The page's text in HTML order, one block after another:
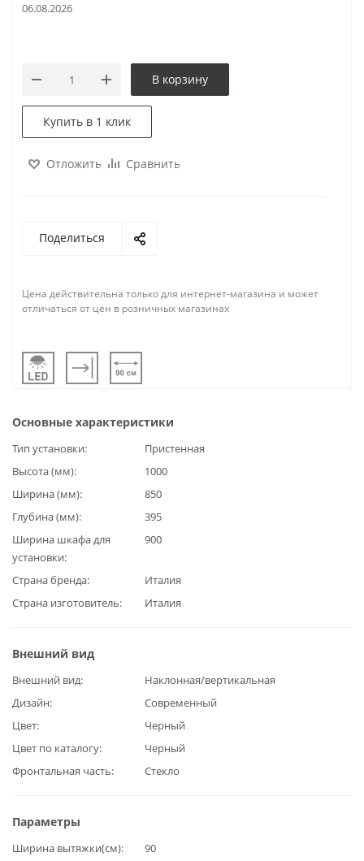
06.08.2026
В корзину
Купить в 1 клик
Отложить Сравнить
Поделиться
Цена действительна только для интернет-магазина и может
отличаться от цен в розничных магазинах
Основные характеристики
Тип установки
Пристенная
Высота (мм)
1000
Ширина (мм)
850
Глубина (мм)
395
Ширина шкафа для
установки
900
Страна бренда
Италия
Страна изготовитель
Италия
Внешний вид
Внешний вид
Наклонная/вертикальная
Дизайн
Современный
Цвет
Черный
Цвет по каталогу
Черный
Фронтальная часть
Стекло
Параметры
Ширина вытяжки(см) 90